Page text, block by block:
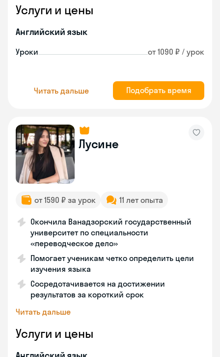
Услуги и цены
Английский язык
Уроки от 1090 ₽ / урок
Читать дальше Подобрать время
Лусине
от 1590 ₽ за урок 11 лет опыта
Окончила Ванадзорский государственный
университет по специальности
«переводческое дело»
Помогает ученикам четко определить цели
изучения языка
Сосредотачивается на достижении
результатов за короткий срок
Читать дальше
Услуги и цены